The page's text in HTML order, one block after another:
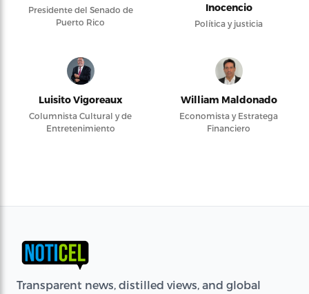
Presidente del Senado de
Puerto Rico
Inocencio
Política y justicia
Luisito Vigoreaux
Columnista Cultural y de
Entretenimiento
William Maldonado
Economista y Estratega
Financiero
Transparent news, distilled views, and global